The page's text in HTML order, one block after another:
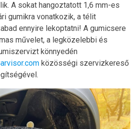
A sokat hangoztatott 1,6 mm-es
gumikra vonatkozik, a télit
ennyire lekoptatni! A gumicsere
művelet, a legközelebbi és
könnyedén
közösségi szervizkereső